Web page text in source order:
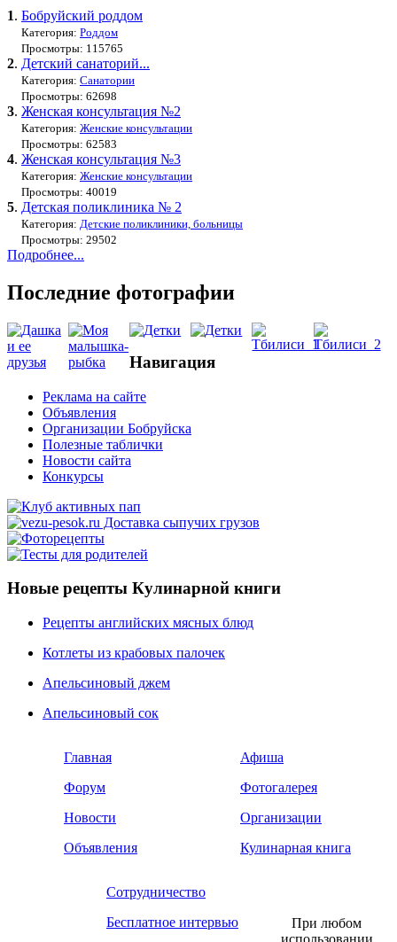
1. Бобруйский роддом
Категория: Роддом
Просмотры: 115765
2. Детский санаторий...
Категория: Санатории
Просмотры: 62698
3. Женская консультация №2
Категория: Женские консультации
Просмотры: 62583
4. Женская консультация №3
Категория: Женские консультации
Просмотры: 40019
5. Детская поликлиника № 2
Категория: Детские поликлиники, больницы
Просмотры: 29502
Подробнее...
Последние фотографии
Навигация
Реклама на сайте
Объявления
Организации Бобруйска
Полезные таблички
Новости сайта
Конкурсы
Новые рецепты Кулинарной книги
Рецепты английских мясных блюд
Котлеты из крабовых палочек
Апельсиновый джем
Апельсиновый сок
Главная
Форум
Новости
Объявления
Афиша
Фотогалерея
Организации
Кулинарная книга
Сотрудничество
Бесплатное интервью
При любом